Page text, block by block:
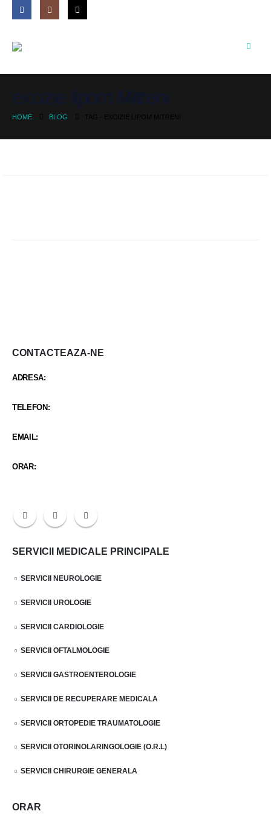
excizie lipom Mitreni
HOME BLOG
CONTACTEAZA-NE
ADRESA:
TELEFON:
EMAIL:
ORAR:
SERVICII MEDICALE PRINCIPALE
SERVICII NEUROLOGIE
SERVICII UROLOGIE
SERVICII CARDIOLOGIE
SERVICII OFTALMOLOGIE
SERVICII GASTROENTEROLOGIE
SERVICII DE RECUPERARE MEDICALA
SERVICII ORTOPEDIE TRAUMATOLOGIE
SERVICII OTORINOLARINGOLOGIE (O.R.L)
SERVICII CHIRURGIE GENERALA
ORAR